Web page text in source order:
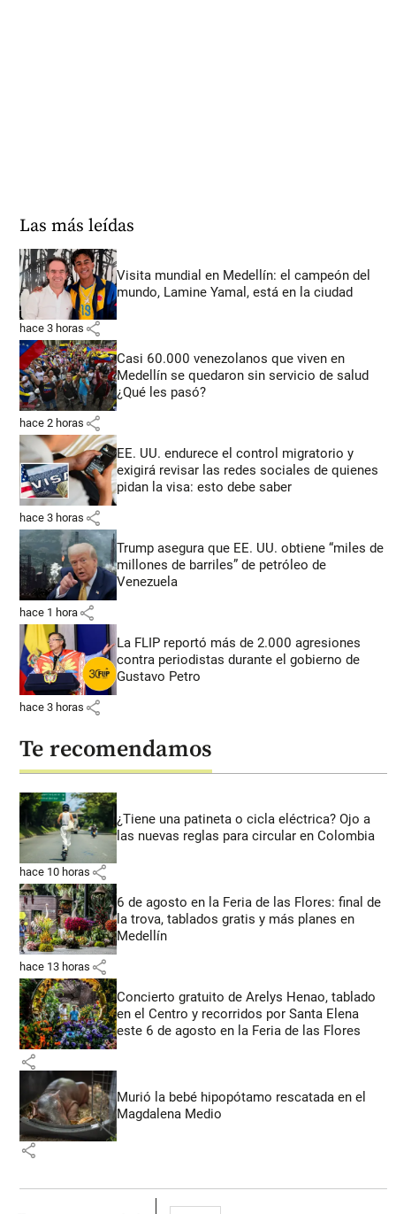
Las más leídas
Visita mundial en Medellín: el campeón del
mundo, Lamine Yamal, está en la ciudad
hace 3 horas share
Casi 60.000 venezolanos que viven en
Medellín se quedaron sin servicio de salud
¿Qué les pasó?
hace 2 horas share
EE. UU. endurece el control migratorio y
exigirá revisar las redes sociales de quienes
pidan la visa: esto debe saber
hace 3 horas share
Trump asegura que EE. UU. obtiene “miles de
millones de barriles” de petróleo de
Venezuela
hace 1 hora share
La FLIP reportó más de 2.000 agresiones
contra periodistas durante el gobierno de
Gustavo Petro
hace 3 horas share
Te recomendamos
¿Tiene una patineta o cicla eléctrica? Ojo a
las nuevas reglas para circular en Colombia
hace 10 horas share
6 de agosto en la Feria de las Flores: final de
la trova, tablados gratis y más planes en
Medellín
hace 13 horas share
Concierto gratuito de Arelys Henao, tablado
en el Centro y recorridos por Santa Elena
este 6 de agosto en la Feria de las Flores
share
Murió la bebé hipopótamo rescatada en el
Magdalena Medio
share